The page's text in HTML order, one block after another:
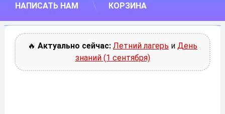
НАПИСАТЬ НАМ КОРЗИНА
🔥 Актуально сейчас: Летний лагерь и День
знаний (1 сентября)